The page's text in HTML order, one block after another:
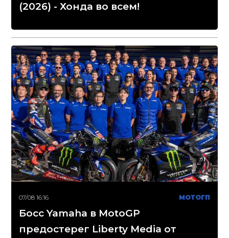
(2026) - Хонда во всем!
07/08 16:16 МОТОГП
Босс Yamaha в MotoGP
предостерег Liberty Media от